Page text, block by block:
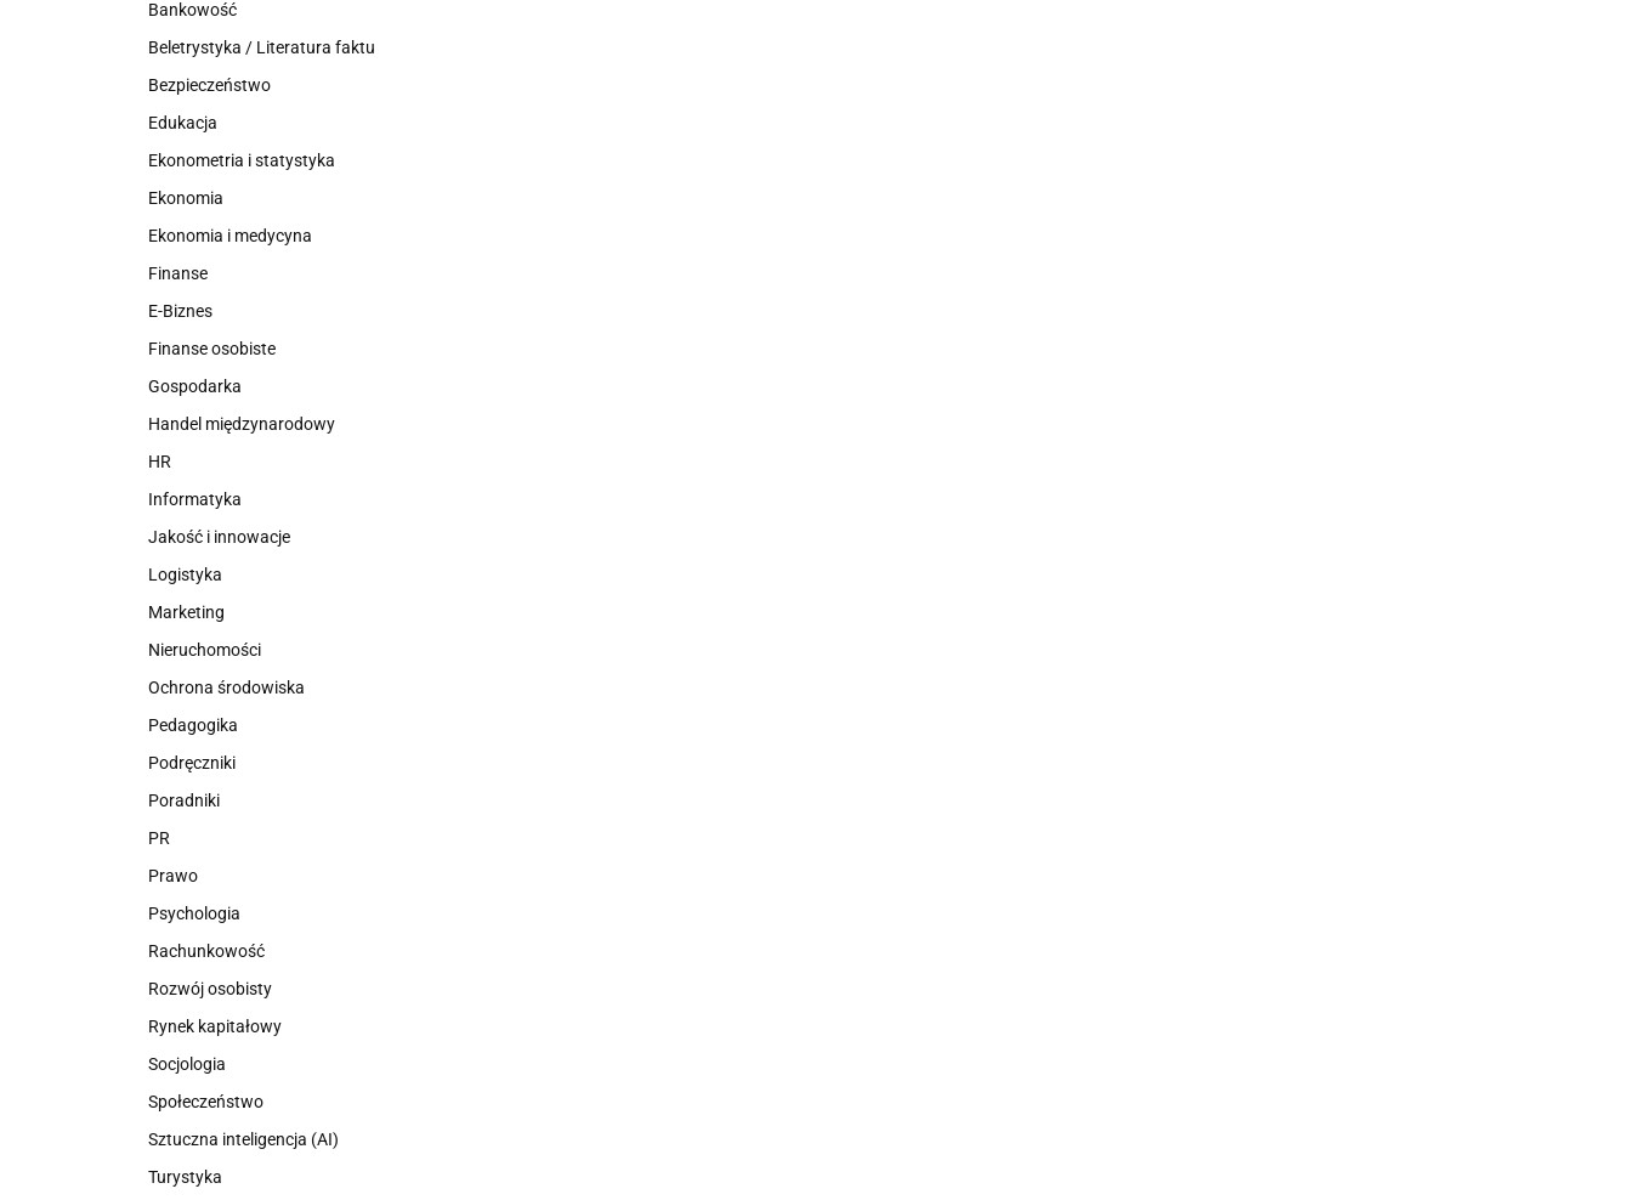
Bankowość
Beletrystyka / Literatura faktu
Bezpieczeństwo
Edukacja
Ekonometria i statystyka
Ekonomia
Ekonomia i medycyna
Finanse
E-Biznes
Finanse osobiste
Gospodarka
Handel międzynarodowy
HR
Informatyka
Jakość i innowacje
Logistyka
Marketing
Nieruchomości
Ochrona środowiska
Pedagogika
Podręczniki
Poradniki
PR
Prawo
Psychologia
Rachunkowość
Rozwój osobisty
Rynek kapitałowy
Socjologia
Społeczeństwo
Sztuczna inteligencja (AI)
Turystyka